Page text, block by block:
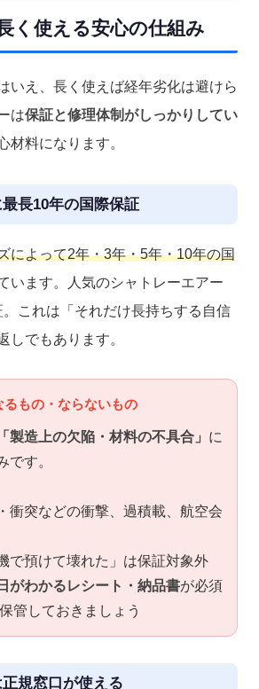
く使える安心の仕組み
いえ、長く使えば経年劣化は避けら
は保証と修理体制がしっかりしてい
材料になります。
長10年の国際保証
によって2年・3年・5年・10年の国
います。人気のシャトレーエアー
これは「それだけ長持ちする自信
しでもあります。
もの・ならないもの
「製造上の欠陥・材料の不具合」 に
です。
衝突などの衝撃、過積載、航空会
で預けて壊れた」は保証対象外
がわかるレシート・納品書が必須
管しておきましょう
規窓口が使える